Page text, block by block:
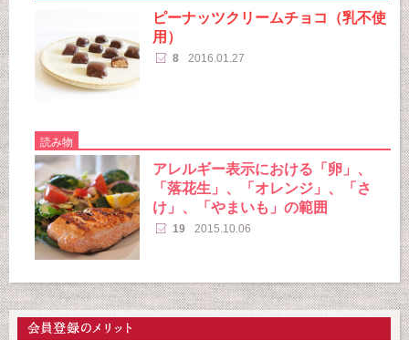
ピーナッツクリームチョコ（乳不使
用）
8 2016.01.27
読み物
アレルギー表示における「卵」、
「落花生」、「オレンジ」、「さ
け」、「やまいも」の範囲
19 2015.10.06